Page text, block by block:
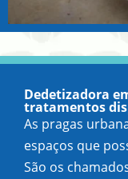
Dedetizadora
tratamentos
As pragas
espaços que
São os